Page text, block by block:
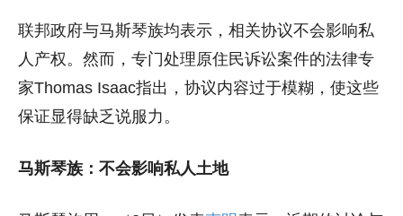
联邦政府与马斯琴族均表示，相关协议不会影响私
人产权。然而，专门处理原住民诉讼案件的法律专
家Thomas Isaac指出，协议内容过于模糊，使这些
保证显得缺乏说服力。
马斯琴族：不会影响私人土地